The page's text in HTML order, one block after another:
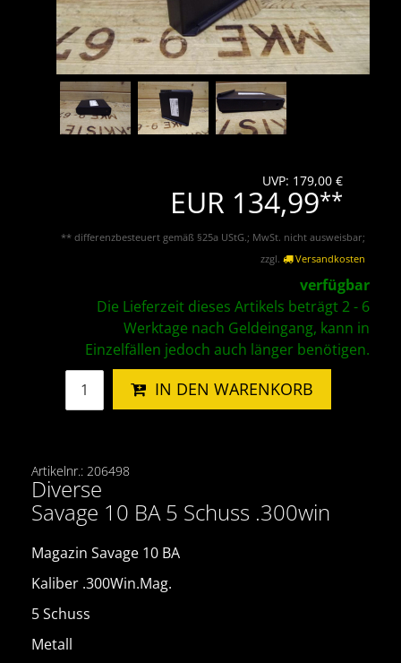
UVP: 179,00 €
EUR 134,99**
** differenzbesteuert gemäß §25a UStG.; MwSt. nicht ausweisbar;
zzgl.
Versandkosten
verfügbar
Die Lieferzeit dieses Artikels beträgt 2 - 6
Werktage nach Geldeingang, kann in
Einzelfällen jedoch auch länger benötigen.
IN DEN WARENKORB
Artikelnr.: 206498
Diverse
Savage 10 BA 5 Schuss .300win
Magazin Savage 10 BA
Kaliber .300Win.Mag.
5 Schuss
Metall